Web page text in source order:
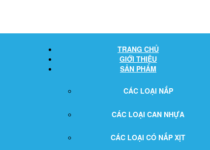
TRANG CHỦ
GIỚI THIỆU
SẢN PHẨM
CÁC LOẠI NẮP
CÁC LOẠI CAN NHỰA
CÁC LOẠI CÓ NẮP XỊT